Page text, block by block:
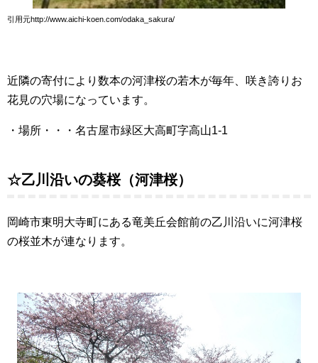
引用元http://www.aichi-koen.com/odaka_sakura/
近隣の寄付により数本の河津桜の若木が毎年、咲き誇りお
花見の穴場になっています。
・場所・・・名古屋市緑区大高町字高山1-1
☆乙川沿いの葵桜（河津桜）
岡崎市東明大寺町にある竜美丘会館前の乙川沿いに河津桜
の桜並木が連なります。